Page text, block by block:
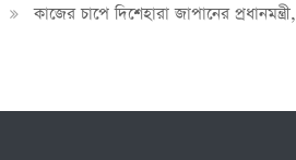
কাজের চাপে দিশেহারা জাপানের